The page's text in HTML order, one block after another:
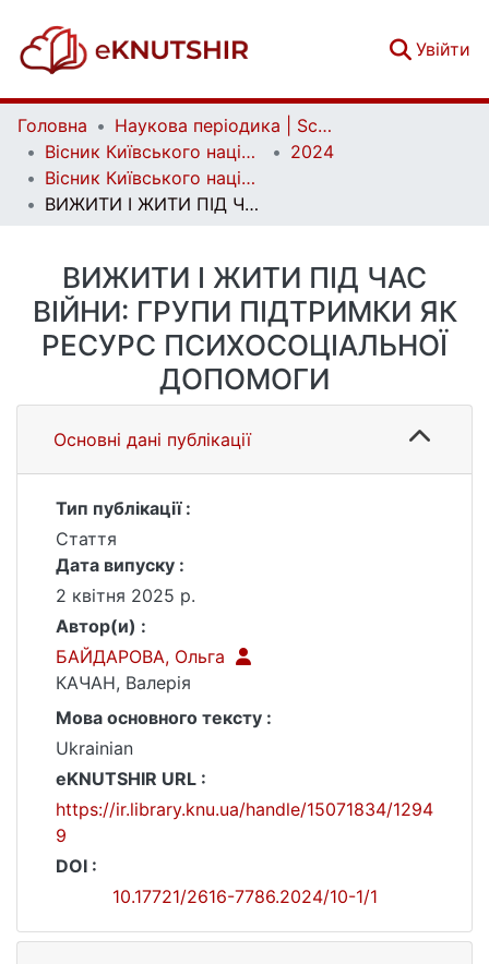
Увійти
Головна
Наукова періодика | Scientific periodicals
Вісник Київського національного університету імені Тараса Шевченка. Соціальна робота | Bulletin of Taras Shevchenko National University of Kyiv. Social work
2024
Вісник Київського національного університету імені Тараса Шевченка. Соціальна робота. Вип. 1 (10)
ВИЖИТИ І ЖИТИ ПІД ЧАС ВІЙНИ: ГРУПИ ПІДТРИМКИ ЯК РЕСУРС ПСИХОСОЦІАЛЬНОЇ ДОПОМОГИ
ВИЖИТИ І ЖИТИ ПІД ЧАС
ВІЙНИ: ГРУПИ ПІДТРИМКИ ЯК
РЕСУРС ПСИХОСОЦІАЛЬНОЇ
ДОПОМОГИ
Основні дані публікації
Тип публікації :
Стаття
Дата випуску :
2 квітня 2025 р.
Автор(и) :
БАЙДАРОВА, Ольга
КАЧАН, Валерія
Мова основного тексту :
Ukrainian
eKNUTSHIR URL :
https://ir.library.knu.ua/handle/15071834/1294
9
DOI :
10.17721/2616-7786.2024/10-1/1